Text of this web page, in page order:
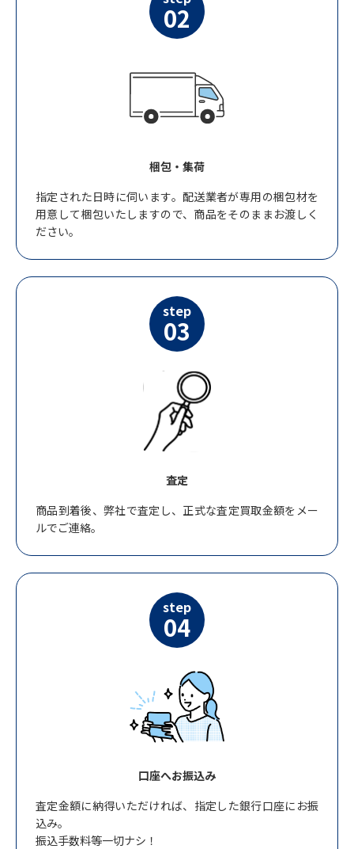
02
梱包・集荷
指定された日時に伺います。配送業者が専用の梱包材を
用意して梱包いたしますので、商品をそのままお渡しく
ださい。
step
03
査定
商品到着後、弊社で査定し、正式な査定買取金額をメー
ルでご連絡。
step
04
口座へお振込み
査定金額に納得いただければ、指定した銀行口座にお振
込み。
振込手数料等一切ナシ！